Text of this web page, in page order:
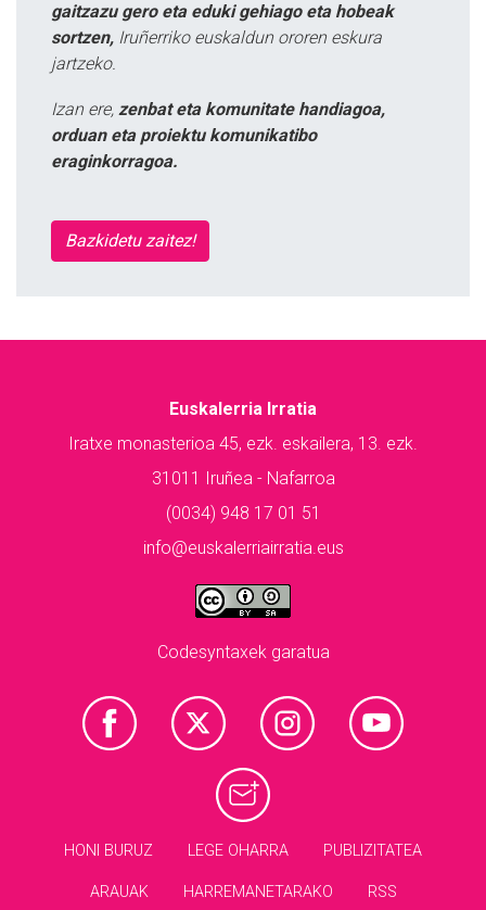
gaitzazu gero eta eduki gehiago eta hobeak
sortzen, Iruñerriko euskaldun ororen eskura
jartzeko.
Izan ere, zenbat eta komunitate handiagoa,
orduan eta proiektu komunikatibo
eraginkorragoa.
Bazkidetu zaitez!
Euskalerria Irratia
Iratxe monasterioa 45, ezk. eskailera, 13. ezk.
31011 Iruñea - Nafarroa
(0034) 948 17 01 51
info@euskalerriairratia.eus
Codesyntaxek garatua
HONI BURUZ LEGE OHARRA PUBLIZITATEA
ARAUAK HARREMANETARAKO RSS